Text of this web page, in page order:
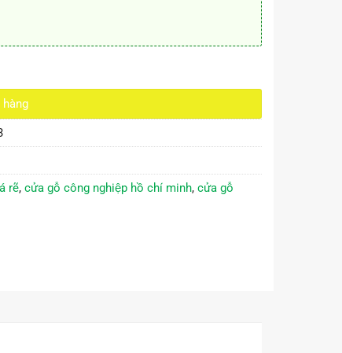
rẽ, cửa gỗ công nghiệp hồ chí minh, cửa gỗ